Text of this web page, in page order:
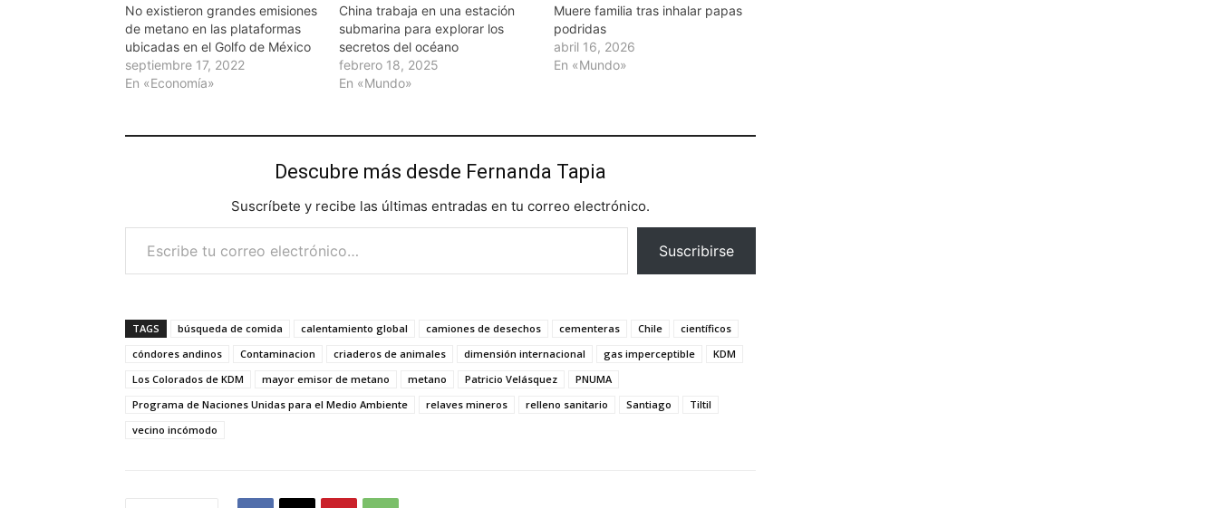
No existieron grandes emisiones
de metano en las plataformas
ubicadas en el Golfo de México
septiembre 17, 2022
En «Economía»
China trabaja en una estación
submarina para explorar los
secretos del océano
febrero 18, 2025
En «Mundo»
Muere familia tras inhalar papas
podridas
abril 16, 2026
En «Mundo»
Descubre más desde Fernanda Tapia
Suscríbete y recibe las últimas entradas en tu correo electrónico.
Escribe tu correo electrónico…
Suscribirse
TAGS búsqueda de comida calentamiento global camiones de desechos cementeras Chile
científicos
cóndores andinos
Contaminacion criaderos de animales dimensión internacional gas imperceptible
KDM
Los Colorados de KDM
mayor emisor de metano metano Patricio Velásquez
PNUMA
Programa de Naciones Unidas para el Medio Ambiente
relaves mineros relleno sanitario Santiago
Tiltil
vecino incómodo